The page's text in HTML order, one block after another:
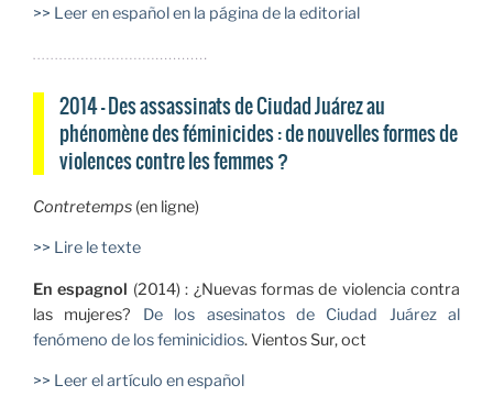
>> Leer en español en la página de la editorial
2014 — Des assassinats de Ciudad Juárez au
phénomène des féminicides : de nouvelles formes de
violences contre les femmes ?
Contretemps (en ligne)
>> Lire le texte
En espagnol (2014) : ¿Nuevas formas de violencia contra
las mujeres? De los asesinatos de Ciudad Juárez al
fenómeno de los feminicidios. Vientos Sur, oct
>> Leer el artículo en español